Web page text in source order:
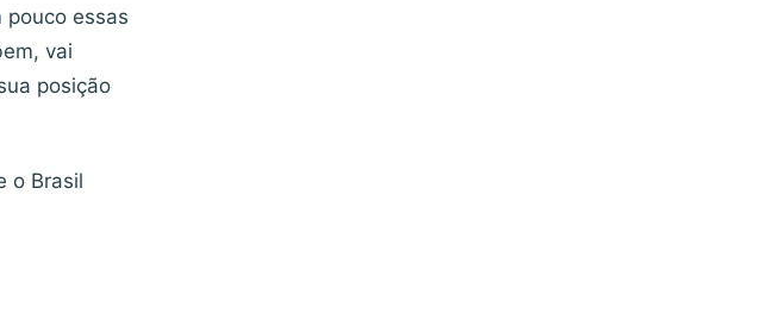
essas
vai
posição
o Brasil